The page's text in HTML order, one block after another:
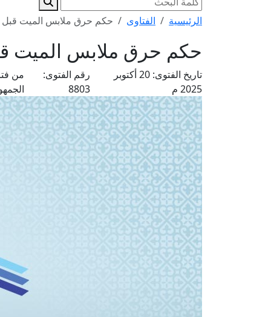
الرئيسية الفتاوى حكم حرق ملابس الميت قبل
حكم حرق ملابس الميت
تاريخ الفتوى:
20 أكتوبر
2025 م
رقم الفتوى:
8803
من